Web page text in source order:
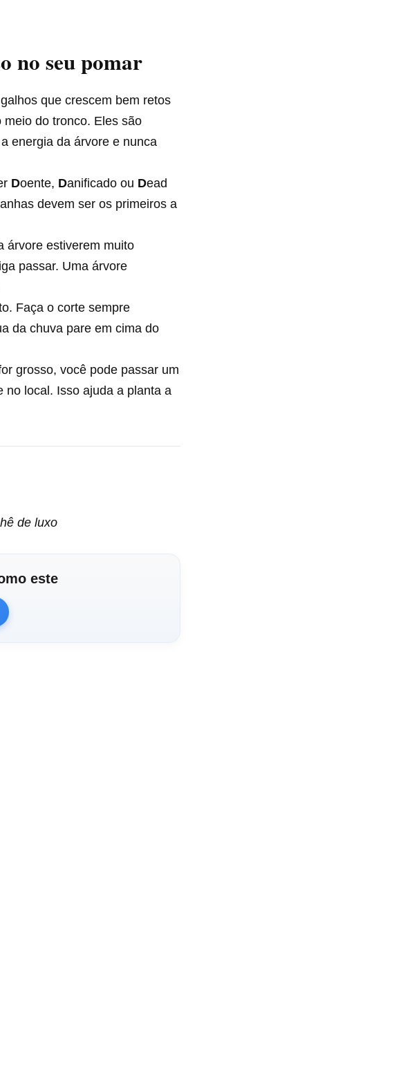
no seu pomar
que crescem bem retos
do tronco. Eles são
energia da árvore e nunca
Doente, Danificado ou Dead
devem ser os primeiros a
árvore estiverem muito
passar. Uma árvore
Faça o corte sempre
da chuva pare em cima do
grosso, você pode passar um
no local. Isso ajuda a planta a
de luxo
este